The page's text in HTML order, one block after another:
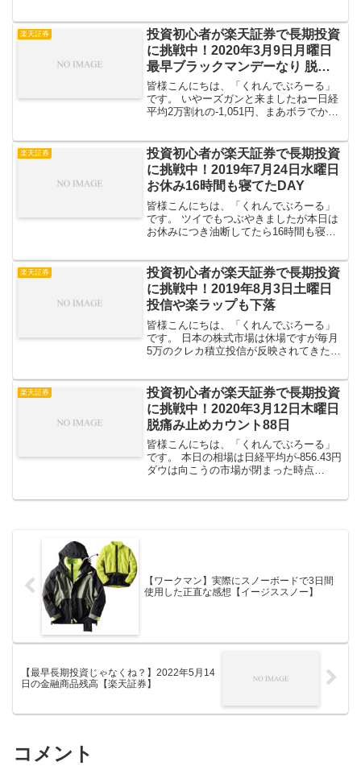
がりでございます；； さてそんな訳で7
月第二週の手持ち商品...
楽天証券
投資初心者が楽天証券で長期投資
に挑戦中！2020年3月9日月曜日
最早ブラックマンデーなり 脱痛
み止めカウント85日
皆様こんにちは、「くれんでぶろーる」
です。 いやーズガンと来ましたねー日経
平均2万割れの-1,051円、まあボラでかい
のではないでしょうか？ そんな訳で僕の
手持ちも含み...
楽天証券
投資初心者が楽天証券で長期投資
に挑戦中！2019年7月24日水曜日
お休み16時間も寝てたDAY
皆様こんにちは、「くれんでぶろーる」
です。 ツイでもつぶやきましたが本日は
お休みにつき油断してたら16時間も寝て
して16時間も寝てられる自分の体力にび
っくりです。睡眠...
楽天証券
投資初心者が楽天証券で長期投資
に挑戦中！2019年8月3日土曜日
投信や楽ラップも下落
皆様こんにちは、「くれんでぶろーる」
です。 日本の株式市場は休場ですが毎月
5万のクレカ積立投信が反映されてきたの
価損益前日比+36,957 円全体評価損益
は-...
楽天証券
投資初心者が楽天証券で長期投資
に挑戦中！2020年3月12日木曜日
脱痛み止めカウント88日
皆様こんにちは、「くれんでぶろーる」
です。 本日の相場は日経平均が-856.43円
ダウは向こうの市場が閉まった時点
【ワークマン】実際にスノーボードで3日間
使用した正直な感想【イージススノー】
【最早長期投資じゃなくね？】2022年5月14
日の金融商品残高【楽天証券】
コメント